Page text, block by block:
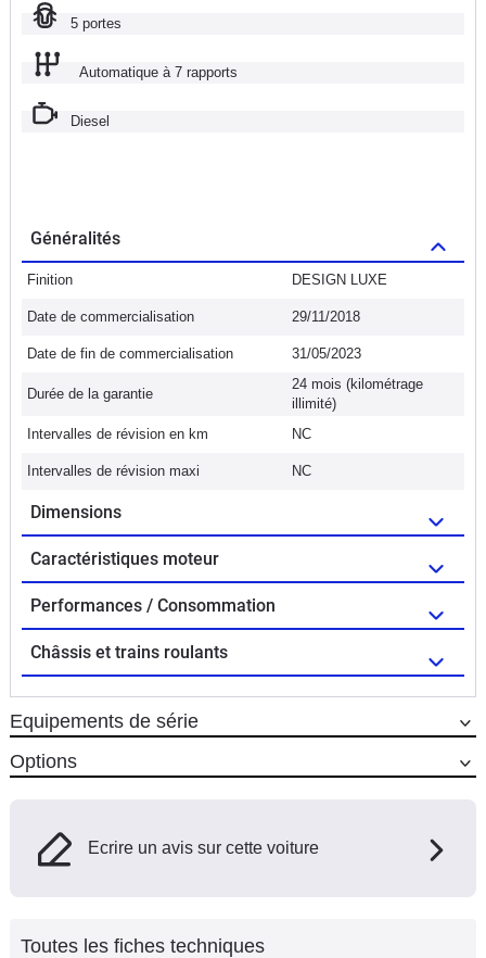
5 portes
Automatique à 7 rapports
Diesel
Généralités
Finition DESIGN LUXE
Date de commercialisation 29/11/2018
Date de fin de commercialisation 31/05/2023
Durée de la garantie
24 mois (kilométrage
illimité)
Intervalles de révision en km
NC
Intervalles de révision maxi NC
Dimensions
Caractéristiques moteur
Performances / Consommation
Châssis et trains roulants
Equipements de série
Options
Ecrire un avis sur cette voiture
Toutes les fiches techniques